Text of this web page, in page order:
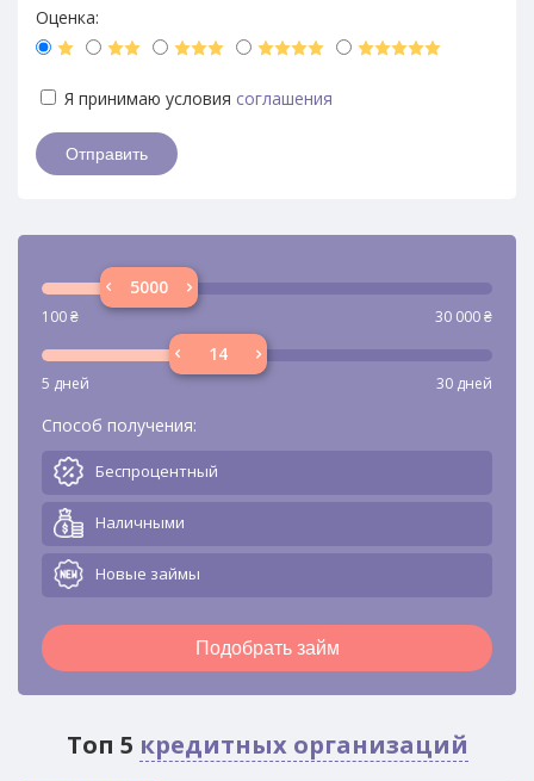
Оценка:
Я принимаю условия соглашения
100₴ 30 000₴
5 дней 30 дней
Способ получения:
Беспроцентный
Наличными
Новые займы
Подобрать займ
Топ 5 кредитных организаций